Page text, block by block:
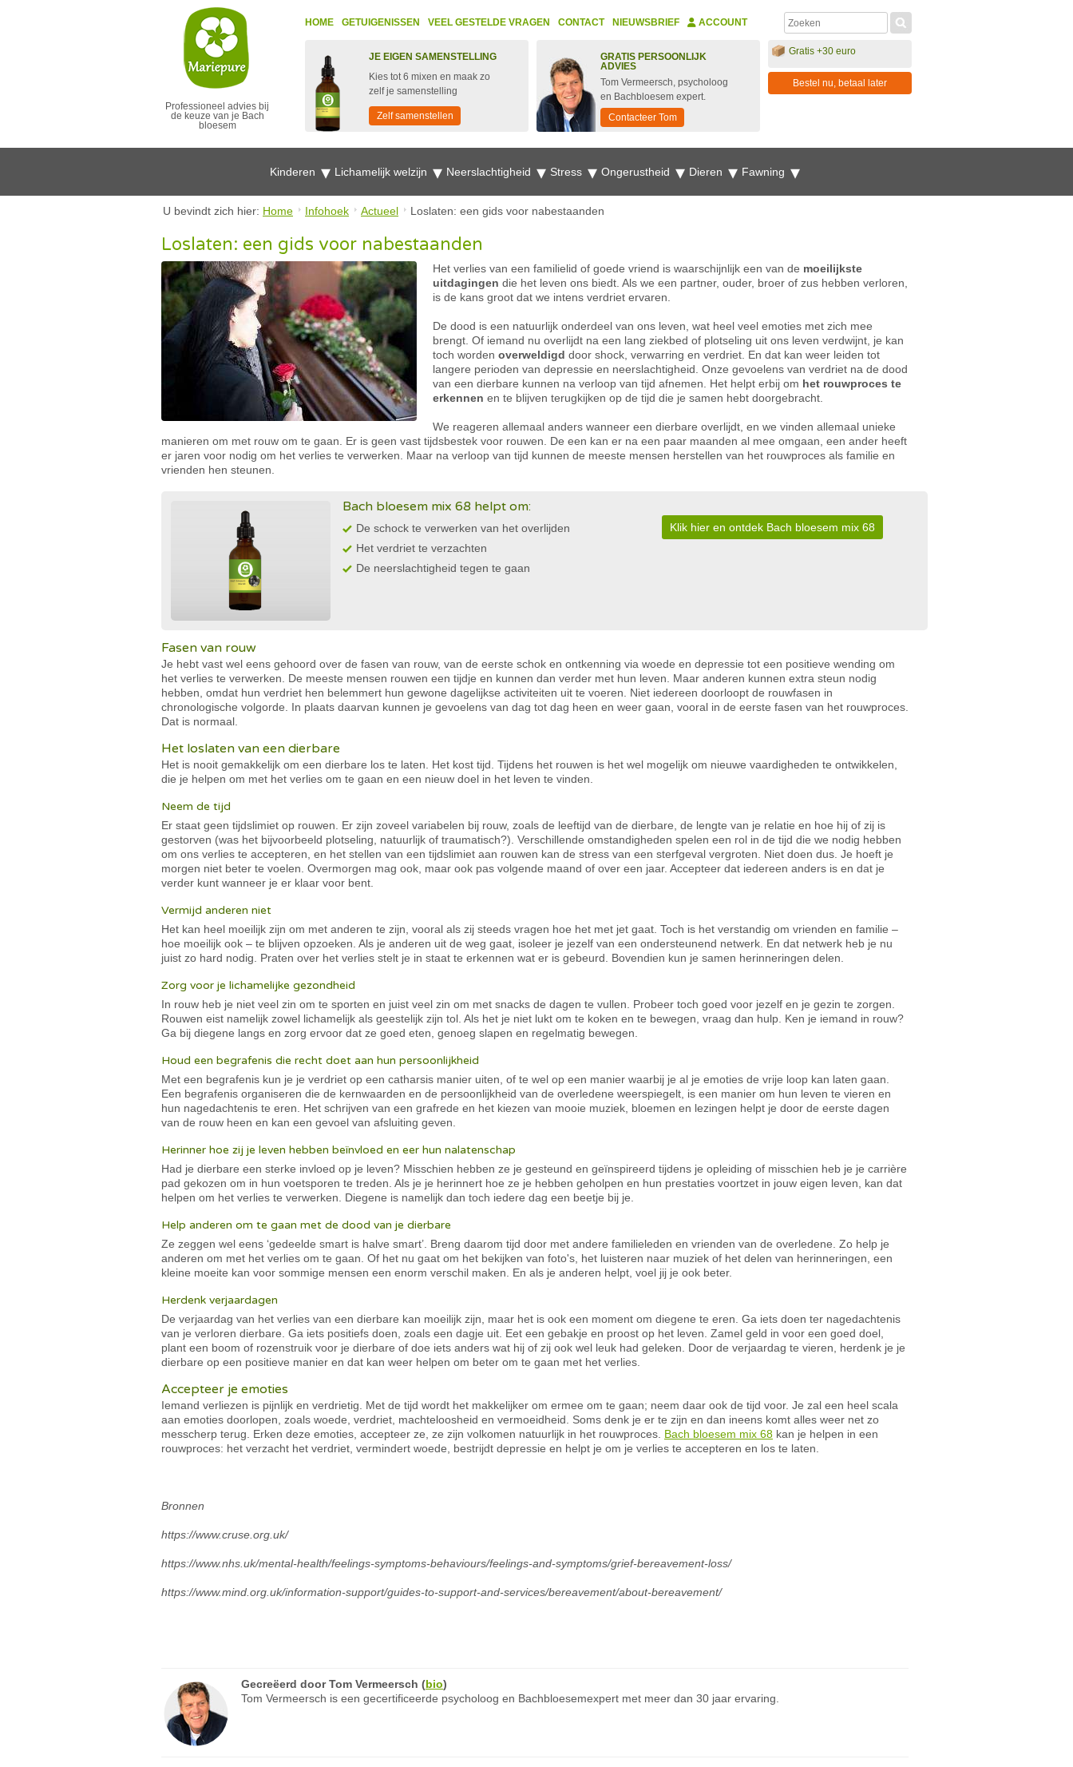
Professioneel advies bij
de keuze van je Bach
bloesem
HOME GETUIGENISSEN VEEL GESTELDE VRAGEN CONTACT NIEUWSBRIEF ACCOUNT
JE EIGEN SAMENSTELLING
Kies tot 6 mixen en maak zo
zelf je samenstelling
Zelf samenstellen
GRATIS PERSOONLIJK
ADVIES
Tom Vermeersch, psycholoog
en Bachbloesem expert.
Contacteer Tom
Gratis +30 euro
Bestel nu, betaal later
Kinderen Lichamelijk welzijn Neerslachtigheid Stress Ongerustheid Dieren Fawning
U bevindt zich hier: Home Infohoek Actueel Loslaten: een gids voor nabestaanden
Loslaten: een gids voor nabestaanden
Het verlies van een familielid of goede vriend is waarschijnlijk een van de moeilijkste
uitdagingen die het leven ons biedt. Als we een partner, ouder, broer of zus hebben verloren,
is de kans groot dat we intens verdriet ervaren.
De dood is een natuurlijk onderdeel van ons leven, wat heel veel emoties met zich mee
brengt. Of iemand nu overlijdt na een lang ziekbed of plotseling uit ons leven verdwijnt, je kan
toch worden overweldigd door shock, verwarring en verdriet. En dat kan weer leiden tot
langere perioden van depressie en neerslachtigheid. Onze gevoelens van verdriet na de dood
van een dierbare kunnen na verloop van tijd afnemen. Het helpt erbij om het rouwproces te
erkennen en te blijven terugkijken op de tijd die je samen hebt doorgebracht.
We reageren allemaal anders wanneer een dierbare overlijdt, en we vinden allemaal unieke
manieren om met rouw om te gaan. Er is geen vast tijdsbestek voor rouwen. De een kan er na een paar maanden al mee omgaan, een ander heeft
er jaren voor nodig om het verlies te verwerken. Maar na verloop van tijd kunnen de meeste mensen herstellen van het rouwproces als familie en
vrienden hen steunen.
Bach bloesem mix 68 helpt om:
De schock te verwerken van het overlijden
Het verdriet te verzachten
De neerslachtigheid tegen te gaan
Klik hier en ontdek Bach bloesem mix 68
Fasen van rouw
Je hebt vast wel eens gehoord over de fasen van rouw, van de eerste schok en ontkenning via woede en depressie tot een positieve wending om
het verlies te verwerken. De meeste mensen rouwen een tijdje en kunnen dan verder met hun leven. Maar anderen kunnen extra steun nodig
hebben, omdat hun verdriet hen belemmert hun gewone dagelijkse activiteiten uit te voeren. Niet iedereen doorloopt de rouwfasen in
chronologische volgorde. In plaats daarvan kunnen je gevoelens van dag tot dag heen en weer gaan, vooral in de eerste fasen van het rouwproces.
Dat is normaal.
Het loslaten van een dierbare
Het is nooit gemakkelijk om een dierbare los te laten. Het kost tijd. Tijdens het rouwen is het wel mogelijk om nieuwe vaardigheden te ontwikkelen,
die je helpen om met het verlies om te gaan en een nieuw doel in het leven te vinden.
Neem de tijd
Er staat geen tijdslimiet op rouwen. Er zijn zoveel variabelen bij rouw, zoals de leeftijd van de dierbare, de lengte van je relatie en hoe hij of zij is
gestorven (was het bijvoorbeeld plotseling, natuurlijk of traumatisch?). Verschillende omstandigheden spelen een rol in de tijd die we nodig hebben
om ons verlies te accepteren, en het stellen van een tijdslimiet aan rouwen kan de stress van een sterfgeval vergroten. Niet doen dus. Je hoeft je
morgen niet beter te voelen. Overmorgen mag ook, maar ook pas volgende maand of over een jaar. Accepteer dat iedereen anders is en dat je
verder kunt wanneer je er klaar voor bent.
Vermijd anderen niet
Het kan heel moeilijk zijn om met anderen te zijn, vooral als zij steeds vragen hoe het met jet gaat. Toch is het verstandig om vrienden en familie –
hoe moeilijk ook – te blijven opzoeken. Als je anderen uit de weg gaat, isoleer je jezelf van een ondersteunend netwerk. En dat netwerk heb je nu
juist zo hard nodig. Praten over het verlies stelt je in staat te erkennen wat er is gebeurd. Bovendien kun je samen herinneringen delen.
Zorg voor je lichamelijke gezondheid
In rouw heb je niet veel zin om te sporten en juist veel zin om met snacks de dagen te vullen. Probeer toch goed voor jezelf en je gezin te zorgen.
Rouwen eist namelijk zowel lichamelijk als geestelijk zijn tol. Als het je niet lukt om te koken en te bewegen, vraag dan hulp. Ken je iemand in rouw?
Ga bij diegene langs en zorg ervoor dat ze goed eten, genoeg slapen en regelmatig bewegen.
Houd een begrafenis die recht doet aan hun persoonlijkheid
Met een begrafenis kun je je verdriet op een catharsis manier uiten, of te wel op een manier waarbij je al je emoties de vrije loop kan laten gaan.
Een begrafenis organiseren die de kernwaarden en de persoonlijkheid van de overledene weerspiegelt, is een manier om hun leven te vieren en
hun nagedachtenis te eren. Het schrijven van een grafrede en het kiezen van mooie muziek, bloemen en lezingen helpt je door de eerste dagen
van de rouw heen en kan een gevoel van afsluiting geven.
Herinner hoe zij je leven hebben beïnvloed en eer hun nalatenschap
Had je dierbare een sterke invloed op je leven? Misschien hebben ze je gesteund en geïnspireerd tijdens je opleiding of misschien heb je je carrière
pad gekozen om in hun voetsporen te treden. Als je je herinnert hoe ze je hebben geholpen en hun prestaties voortzet in jouw eigen leven, kan dat
helpen om het verlies te verwerken. Diegene is namelijk dan toch iedere dag een beetje bij je.
Help anderen om te gaan met de dood van je dierbare
Ze zeggen wel eens ‘gedeelde smart is halve smart’. Breng daarom tijd door met andere familieleden en vrienden van de overledene. Zo help je
anderen om met het verlies om te gaan. Of het nu gaat om het bekijken van foto's, het luisteren naar muziek of het delen van herinneringen, een
kleine moeite kan voor sommige mensen een enorm verschil maken. En als je anderen helpt, voel jij je ook beter.
Herdenk verjaardagen
De verjaardag van het verlies van een dierbare kan moeilijk zijn, maar het is ook een moment om diegene te eren. Ga iets doen ter nagedachtenis
van je verloren dierbare. Ga iets positiefs doen, zoals een dagje uit. Eet een gebakje en proost op het leven. Zamel geld in voor een goed doel,
plant een boom of rozenstruik voor je dierbare of doe iets anders wat hij of zij ook wel leuk had geleken. Door de verjaardag te vieren, herdenk je je
dierbare op een positieve manier en dat kan weer helpen om beter om te gaan met het verlies.
Accepteer je emoties
Iemand verliezen is pijnlijk en verdrietig. Met de tijd wordt het makkelijker om ermee om te gaan; neem daar ook de tijd voor. Je zal een heel scala
aan emoties doorlopen, zoals woede, verdriet, machteloosheid en vermoeidheid. Soms denk je er te zijn en dan ineens komt alles weer net zo
messcherp terug. Erken deze emoties, accepteer ze, ze zijn volkomen natuurlijk in het rouwproces. Bach bloesem mix 68 kan je helpen in een
rouwproces: het verzacht het verdriet, vermindert woede, bestrijdt depressie en helpt je om je verlies te accepteren en los te laten.
Bronnen
https://www.cruse.org.uk/
https://www.nhs.uk/mental-health/feelings-symptoms-behaviours/feelings-and-symptoms/grief-bereavement-loss/
https://www.mind.org.uk/information-support/guides-to-support-and-services/bereavement/about-bereavement/
Gecreëerd doorTom Vermeersch (bio)
Tom Vermeersch is een gecertificeerde psycholoog en Bachbloesemexpert met meer dan 30 jaar ervaring.